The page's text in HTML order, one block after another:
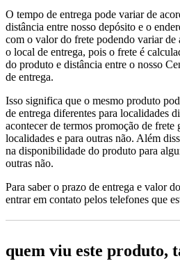
O tempo de entrega pode variar de
distância entre nosso depósito e o
com o valor do frete podendo variar
o local de entrega, pois o frete é
do produto e distância entre o nosso
de entrega.
Isso significa que o mesmo produto
de entrega diferentes para localidades
acontecer de termos promoção de frete
localidades e para outras não. Além
na disponibilidade do produto para
outras não.
Para saber o prazo de entrega e valor
entrar em contato pelos telefones que
quem viu este produto,